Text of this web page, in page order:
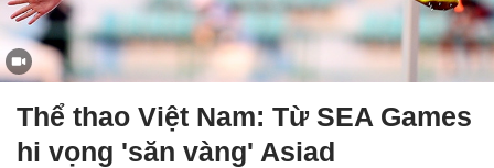
Thể thao Việt Nam: Từ SEA Games
hi vọng 'săn vàng' Asiad